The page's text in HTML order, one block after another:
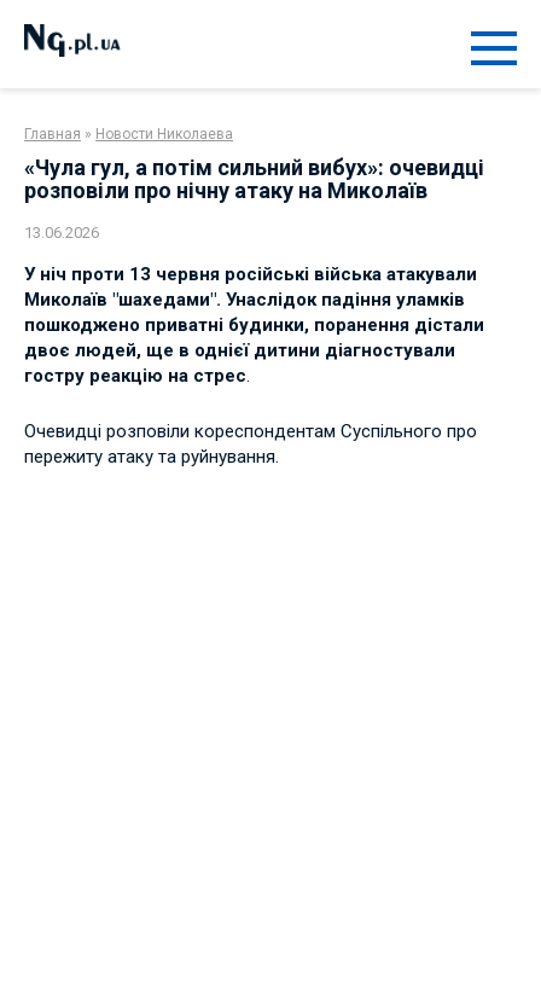
контенту
Главная » Новости Николаева
«Чула гул, а потім сильний вибух»: очевидці
розповіли про нічну атаку на Миколаїв
13.06.2026
У ніч проти 13 червня російські війська атакували
Миколаїв "шахедами". Унаслідок падіння уламків
пошкоджено приватні будинки, поранення дістали
двоє людей, ще в однієї дитини діагностували
гостру реакцію на стрес
Очевидці розповіли кореспондентам Суспільного про
пережиту атаку та руйнування.